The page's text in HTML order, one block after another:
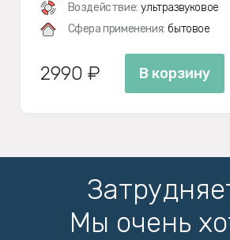
Воздействие: ультразвуковое
Сфера применения: бытовое
2990 ₽ В корзину
Мы очень